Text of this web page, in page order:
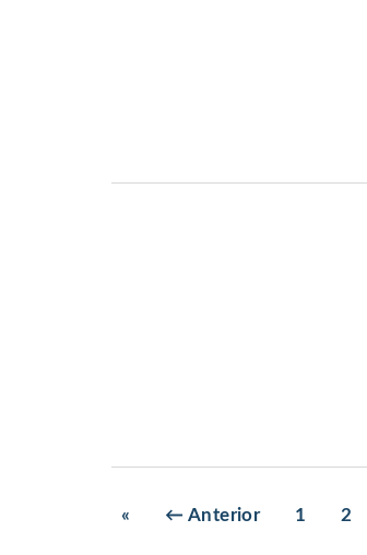
« ← Anterior 1 2